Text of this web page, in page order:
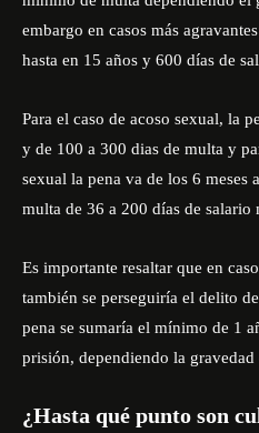
embargo en casos más
hasta en 15 años y 600 días de
Para el caso de acoso sexual, la
y de 100 a 300 dias de multa y
sexual la pena va de los 6 meses
multa de 36 a 200 días de salario
Es importante resaltar que en
también se perseguiría el delito
pena se sumaría el mínimo de 1
prisión, dependiendo la
¿Hasta qué punto son